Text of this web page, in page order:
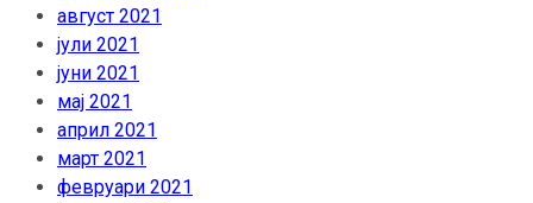
август 2021
јули 2021
јуни 2021
мај 2021
април 2021
март 2021
февруари 2021